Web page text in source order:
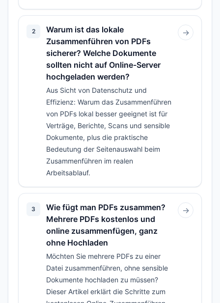
2
Warum ist das lokale
Zusammenführen von PDFs
sicherer? Welche Dokumente
sollten nicht auf Online-Server
hochgeladen werden?
Aus Sicht von Datenschutz und
Effizienz: Warum das Zusammenführen
von PDFs lokal besser geeignet ist für
Verträge, Berichte, Scans und sensible
Dokumente, plus die praktische
Bedeutung der Seitenauswahl beim
Zusammenführen im realen
Arbeitsablauf.
→
3
Wie fügt man PDFs zusammen?
Mehrere PDFs kostenlos und
online zusammenfügen, ganz
ohne Hochladen
Möchten Sie mehrere PDFs zu einer
Datei zusammenführen, ohne sensible
Dokumente hochladen zu müssen?
Dieser Artikel erklärt die Schritte zum
→